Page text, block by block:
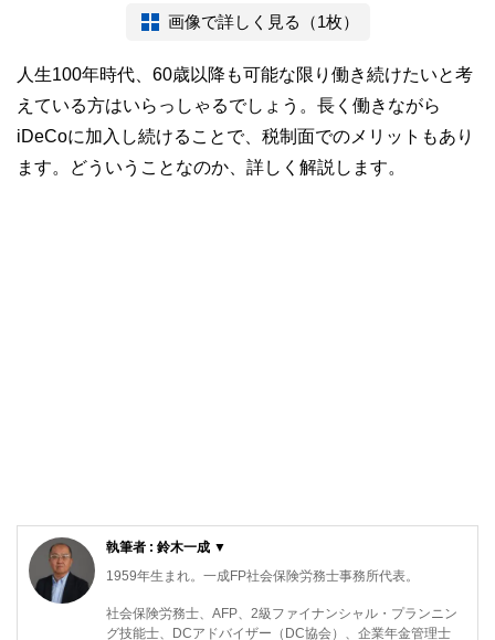
画像で詳しく見る（1枚）
人生100年時代、60歳以降も可能な限り働き続けたいと考
えている方はいらっしゃるでしょう。長く働きながら
iDeCoに加入し続けることで、税制面でのメリットもあり
ます。どういうことなのか、詳しく解説します。
執筆者 : 鈴木一成 ▼
1959年生まれ。一成FP社会保険労務士事務所代表。
社会保険労務士、AFP、2級ファイナンシャル・プランニン
グ技能士、DCアドバイザー（DC協会）、企業年金管理士